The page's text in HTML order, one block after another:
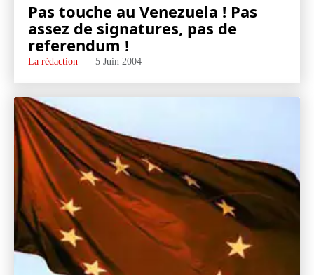
Pas touche au Venezuela ! Pas
assez de signatures, pas de
referendum !
La rédaction 5 Juin 2004